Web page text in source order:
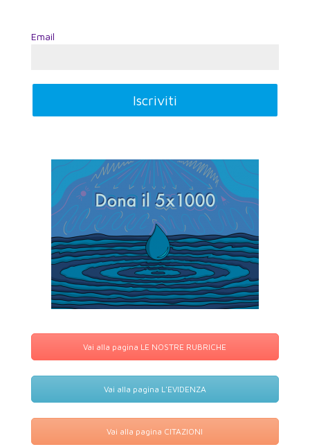
Email
Vai alla pagina LE NOSTRE RUBRICHE
Vai alla pagina L'EVIDENZA
Vai alla pagina CITAZIONI